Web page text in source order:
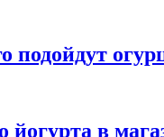
подойдут
йогурта в